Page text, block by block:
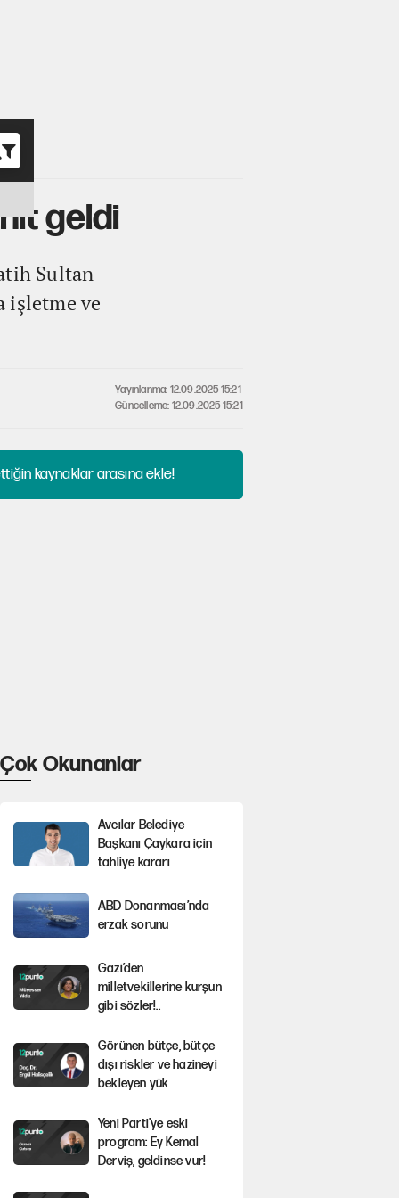
geldi
Sultan
işletme ve
Yayınlanma: 12.09.2025 15:21
Güncelleme: 12.09.2025 15:21
kaynaklar arasına ekle!
Çok Okunanlar
Avcılar Belediye
Başkanı Çaykara için
tahliye kararı
ABD Donanması’nda
erzak sorunu
Gazi’den
milletvekillerine kurşun
gibi sözler!..
Görünen bütçe, bütçe
dışı riskler ve hazineyi
bekleyen yük
Yeni Parti'ye eski
program: Ey Kemal
Derviş, geldinse vur!